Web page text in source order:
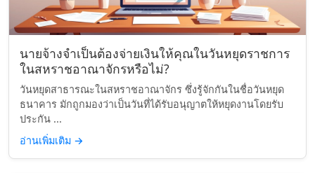
นายจ้างจำเป็นต้องจ่ายเงินให้คุณในวันหยุดราชการ
ในสหราชอาณาจักรหรือไม่?
วันหยุดสาธารณะในสหราชอาณาจักร ซึ่งรู้จักกันในชื่อวันหยุด
ธนาคาร มักถูกมองว่าเป็นวันที่ได้รับอนุญาตให้หยุดงานโดยรับ
ประกัน ...
อ่านเพิ่มเติม →